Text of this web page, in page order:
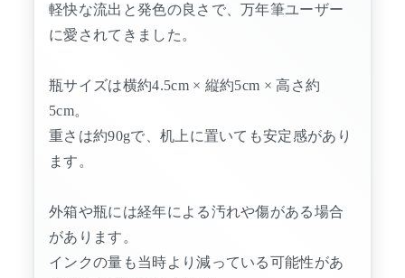
軽快な流出と発色の良さで、万年筆ユーザー
に愛されてきました。
瓶サイズは横約4.5cm × 縦約5cm × 高さ約
5cm。
重さは約90gで、机上に置いても安定感があり
ます。
外箱や瓶には経年による汚れや傷がある場合
があります。
インクの量も当時より減っている可能性があ